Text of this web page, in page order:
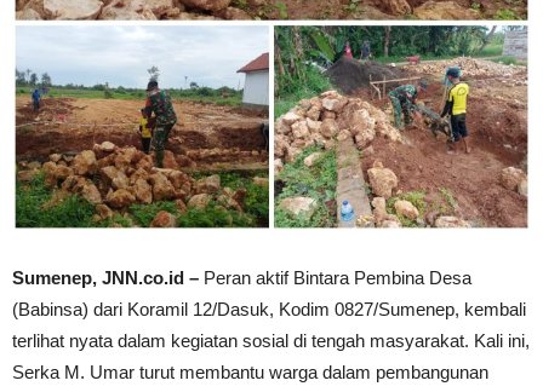
Sumenep, JNN.co.id – Peran aktif Bintara Pembina Desa
(Babinsa) dari Koramil 12/Dasuk, Kodim 0827/Sumenep, kembali
terlihat nyata dalam kegiatan sosial di tengah masyarakat. Kali ini,
Serka M. Umar turut membantu warga dalam pembangunan